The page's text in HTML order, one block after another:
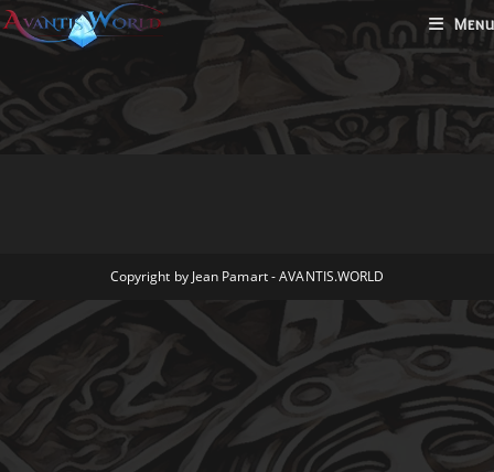
Skip
to
Menu
Copyright by Jean Pamart - AVANTIS.WORLD